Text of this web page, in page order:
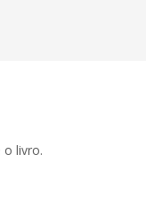
o livro.